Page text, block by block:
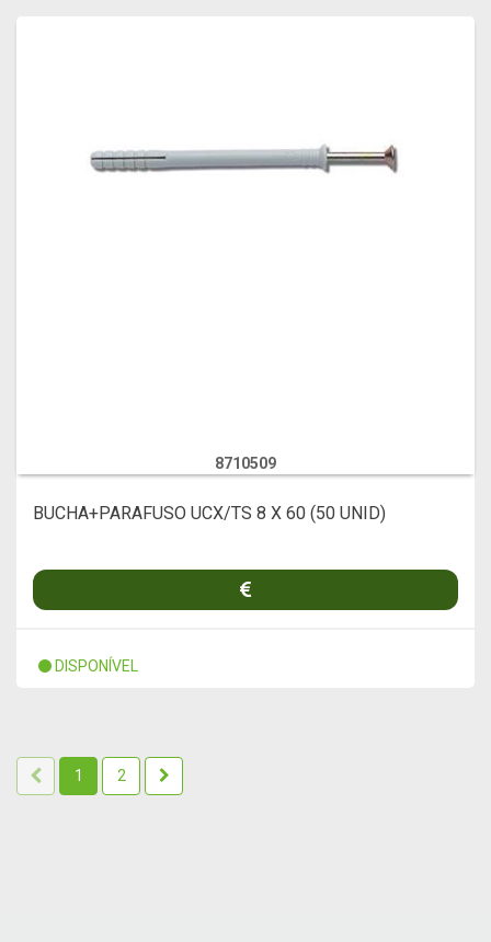
8710509
BUCHA+PARAFUSO UCX/TS 8 X 60 (50 UNID)
DISPONÍVEL
1 2